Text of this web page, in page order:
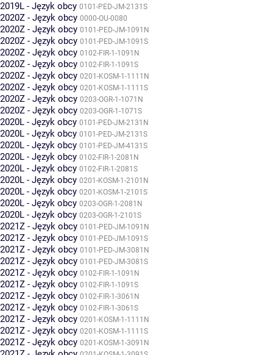
2019L - Język obcy 0101-PED-JM-2131S
2020Z - Język obcy 0000-OU-0080
2020Z - Język obcy 0101-PED-JM-1091N
2020Z - Język obcy 0101-PED-JM-1091S
2020Z - Język obcy 0102-FIR-1-1091N
2020Z - Język obcy 0102-FIR-1-1091S
2020Z - Język obcy 0201-KOSM-1-1111N
2020Z - Język obcy 0201-KOSM-1-1111S
2020Z - Język obcy 0203-OGR-1-1071N
2020Z - Język obcy 0203-OGR-1-1071S
2020L - Język obcy 0101-PED-JM-2131N
2020L - Język obcy 0101-PED-JM-2131S
2020L - Język obcy 0101-PED-JM-4131S
2020L - Język obcy 0102-FIR-1-2081N
2020L - Język obcy 0102-FIR-1-2081S
2020L - Język obcy 0201-KOSM-1-2101N
2020L - Język obcy 0201-KOSM-1-2101S
2020L - Język obcy 0203-OGR-1-2081N
2020L - Język obcy 0203-OGR-1-2101S
2021Z - Język obcy 0101-PED-JM-1091N
2021Z - Język obcy 0101-PED-JM-1091S
2021Z - Język obcy 0101-PED-JM-3081N
2021Z - Język obcy 0101-PED-JM-3081S
2021Z - Język obcy 0102-FIR-1-1091N
2021Z - Język obcy 0102-FIR-1-1091S
2021Z - Język obcy 0102-FIR-1-3061N
2021Z - Język obcy 0102-FIR-1-3061S
2021Z - Język obcy 0201-KOSM-1-1111N
2021Z - Język obcy 0201-KOSM-1-1111S
2021Z - Język obcy 0201-KOSM-1-3091N